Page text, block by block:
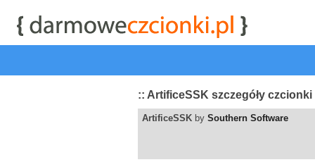
| przeglądaj najwyżej
:: ArtificeSSK szczegóły czcionki
ArtificeSSK by Southern Software